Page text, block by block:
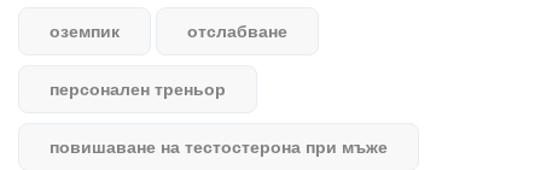
оземпик отслабване
персонален треньор
повишаване на тестостерона при мъже